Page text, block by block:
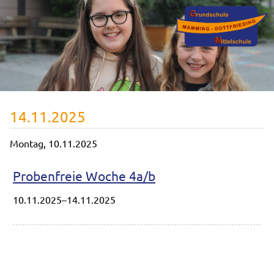
14.11.2025
Montag, 10.11.2025
Probenfreie Woche 4a/b
10.11.2025–14.11.2025